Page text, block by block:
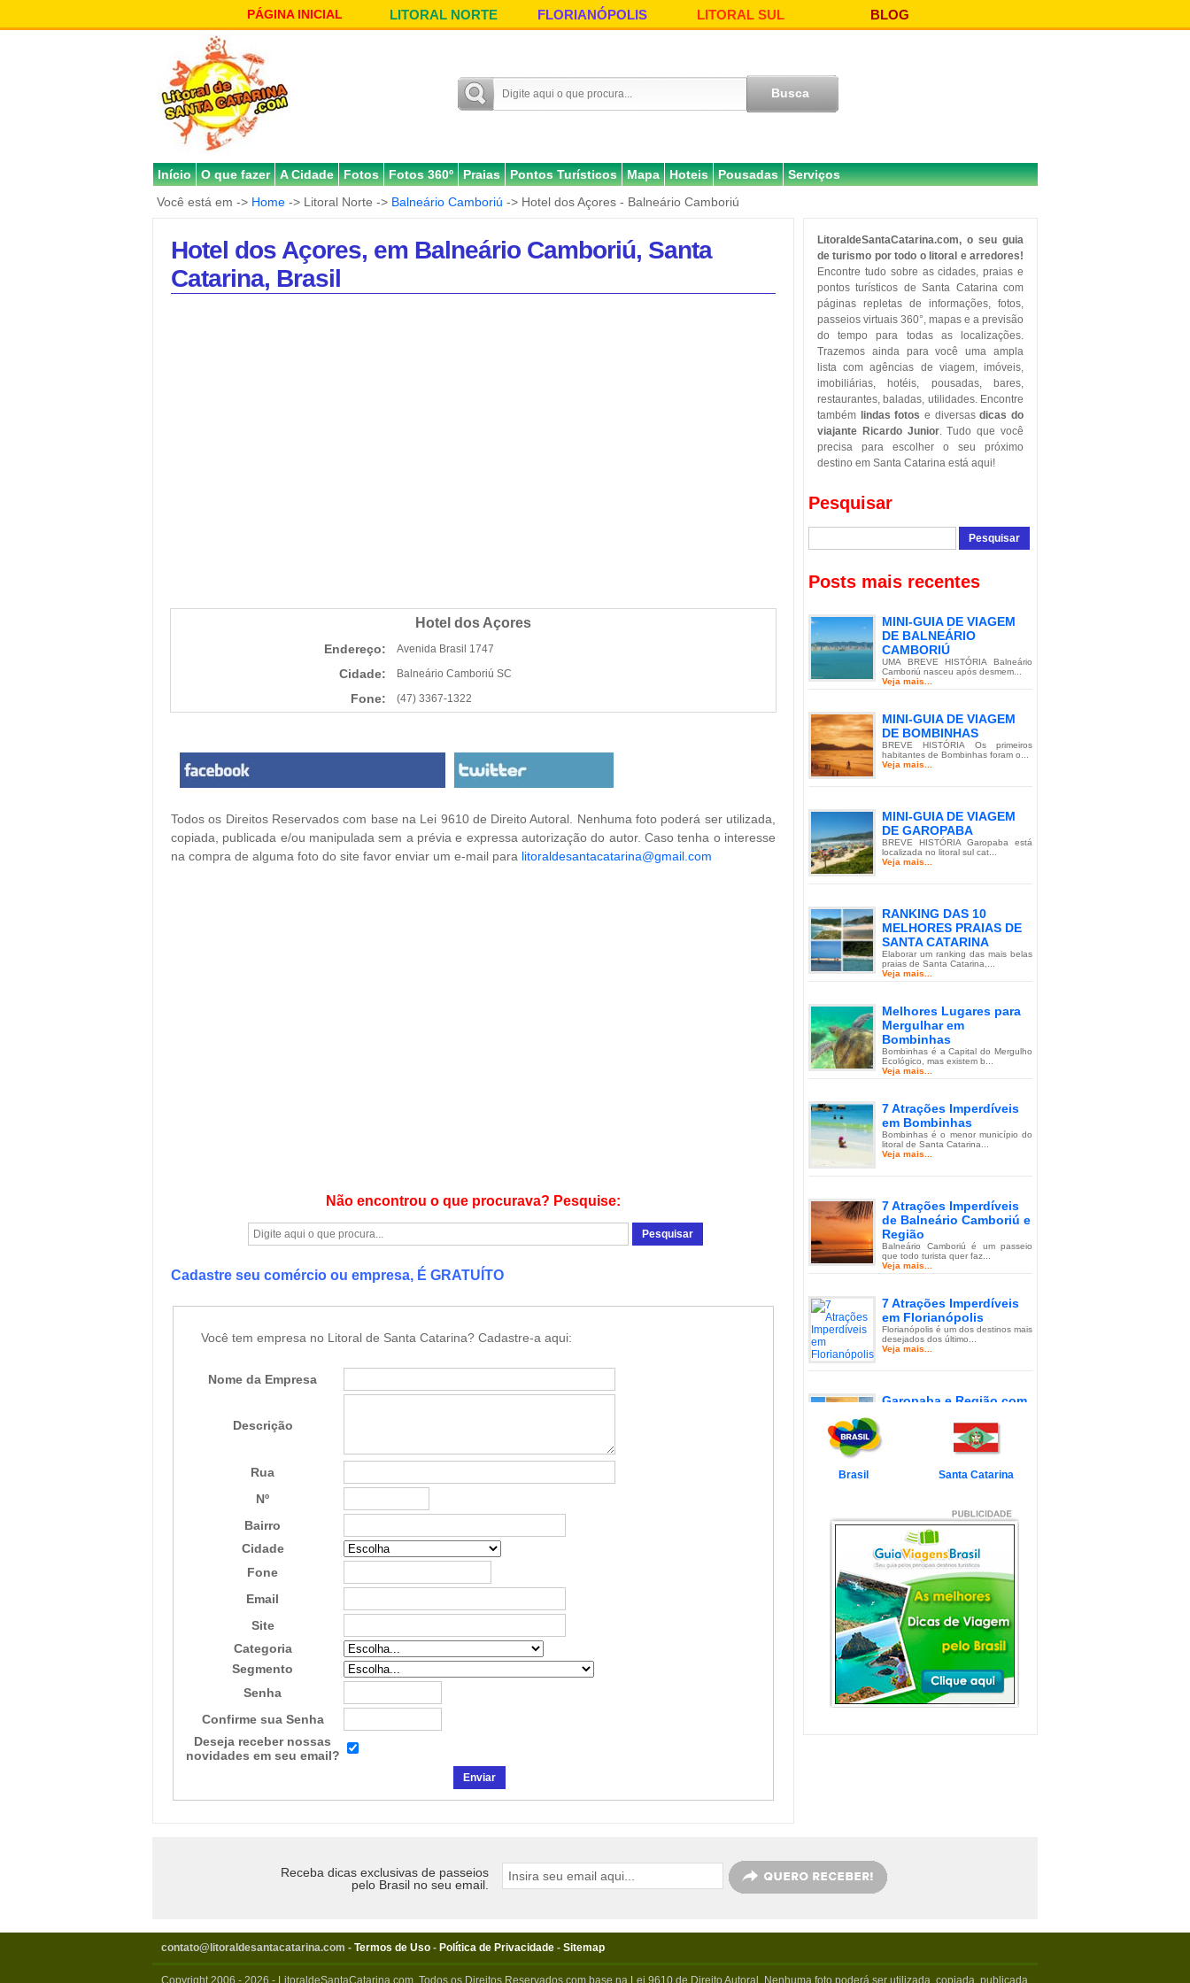
PÁGINA INICIAL LITORAL NORTE FLORIANÓPOLIS LITORAL SUL BLOG
Início O que fazer A Cidade Fotos Fotos 360º Praias Pontos Turísticos Mapa Hoteis Pousadas
Serviços
Você está em -> Home -> Litoral Norte -> Balneário Camboriú -> Hotel dos Açores - Balneário Camboriú
Hotel dos Açores, em Balneário Camboriú, Santa
Catarina, Brasil
Hotel dos Açores
Endereço: Avenida Brasil 1747
Cidade: Balneário Camboriú SC
Fone: (47) 3367-1322
Todos os Direitos Reservados com base na Lei 9610 de Direito Autoral. Nenhuma foto poderá ser utilizada,
copiada, publicada e/ou manipulada sem a prévia e expressa autorização do autor. Caso tenha o interesse
na compra de alguma foto do site favor enviar um e-mail para litoraldesantacatarina@gmail.com
Não encontrou o que procurava? Pesquise:
Cadastre seu comércio ou empresa, É GRATUÍTO
Você tem empresa no Litoral de Santa Catarina? Cadastre-a aqui:
Nome da Empresa
Descrição
Rua
Nº
Bairro
Cidade
Fone
Email
Site
Categoria
Segmento
Senha
Confirme sua Senha
Deseja receber nossas
novidades em seu email?
LitoraldeSantaCatarina.com, o seu guia
de turismo por todo o litoral e arredores!
Encontre tudo sobre as cidades, praias e
pontos turísticos de Santa Catarina com
páginas repletas de informações, fotos,
passeios virtuais 360°, mapas e a previsão
do tempo para todas as localizações.
Trazemos ainda para você uma ampla
lista com agências de viagem, imóveis,
imobiliárias, hotéis, pousadas, bares,
restaurantes, baladas, utilidades. Encontre
também
lindas fotos e diversasdicas do
viajante Ricardo Junior. Tudo que você
precisa para escolher o seu próximo
destino em Santa Catarina está aqui!
Pesquisar
Posts mais recentes
MINI-GUIA DE VIAGEM
DE BALNEÁRIO
CAMBORIÚ
UMA BREVE HISTÓRIA Balneário
Camboriú nasceu após desmem...
Veja mais...
MINI-GUIA DE VIAGEM
DE BOMBINHAS
BREVE HISTÓRIA Os primeiros
habitantes de Bombinhas foram o...
Veja mais...
MINI-GUIA DE VIAGEM
DE GAROPABA
BREVE HISTÓRIA Garopaba está
localizada no litoral sul cat...
Veja mais...
RANKING DAS 10
MELHORES PRAIAS DE
SANTA CATARINA
Elaborar um ranking das mais belas
praias de Santa Catarina,...
Veja mais...
Melhores Lugares para
Mergulhar em
Bombinhas
Bombinhas é a Capital do Mergulho
Ecológico, mas existem b...
Veja mais...
7 Atrações Imperdíveis
em Bombinhas
Bombinhas é o menor município do
litoral de Santa Catarina...
Veja mais...
7 Atrações Imperdíveis
de Balneário Camboriú e
Região
Balneário Camboriú é um passeio
que todo turista quer faz...
Veja mais...
7 Atrações Imperdíveis
em Florianópolis
Florianópolis é um dos destinos mais
desejados dos último...
Veja mais...
Garopaba e Região com
Garopaba é um município de Santa
Catarina a 80 quilômetro...
Veja mais...
com Crianças
Simplesmente magnífico! Assim
pode ser descrito o Litoral d...
Veja mais...
Balneário Camboriú e
arredores com Crianças
Balneário Camboriú fica em Santa
Catarina, mais especifica...
Veja mais...
Florianópolis com
crianças: as melhores
5 PRAIAS DE FLORIPA
Brasil Santa Catarina
Receba dicas exclusivas de passeios
pelo Brasil no seu email.
contato@litoraldesantacatarina.com - Termos de Uso - Política de Privacidade - Sitemap
Copyright 2006 - 2026 - LitoraldeSantaCatarina.com. Todos os Direitos Reservados com base na Lei 9610 de Direito Autoral. Nenhuma foto poderá ser utilizada, copiada, publicada